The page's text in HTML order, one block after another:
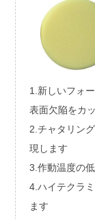
1.新しいフォ
表面欠陥をカ
2.チャタリン
現します
3.作動温度の
4.ハイテクラ
ます